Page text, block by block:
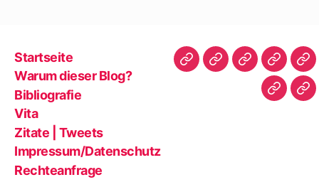
Startseite
Warum dieser Blog?
Bibliografie
Vita
Zitate | Tweets
Impressum/Datenschutz
Rechteanfrage
Startseite
WarumBibliografie
Vita
|